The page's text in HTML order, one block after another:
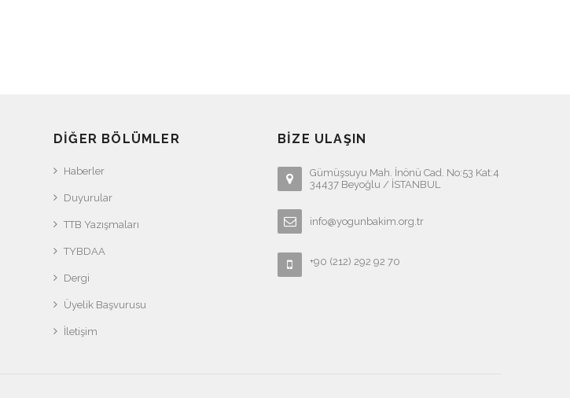
DIĞER BÖLÜMLER
Haberler
Duyurular
TTB Yazışmaları
TYBDAA
Dergi
Üyelik Başvurusu
İletişim
BIZE ULAŞIN
Gümüşsuyu Mah. İnönü Cad. No:53 Kat:4
34437 Beyoğlu / İSTANBUL
info@yogunbakim.org.tr
+90 (212) 292 92 70